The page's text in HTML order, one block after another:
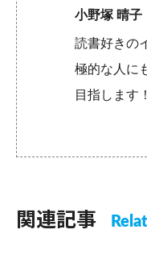
小野塚 晴子
読書好きの
極的な人に
目指します！
関連記事